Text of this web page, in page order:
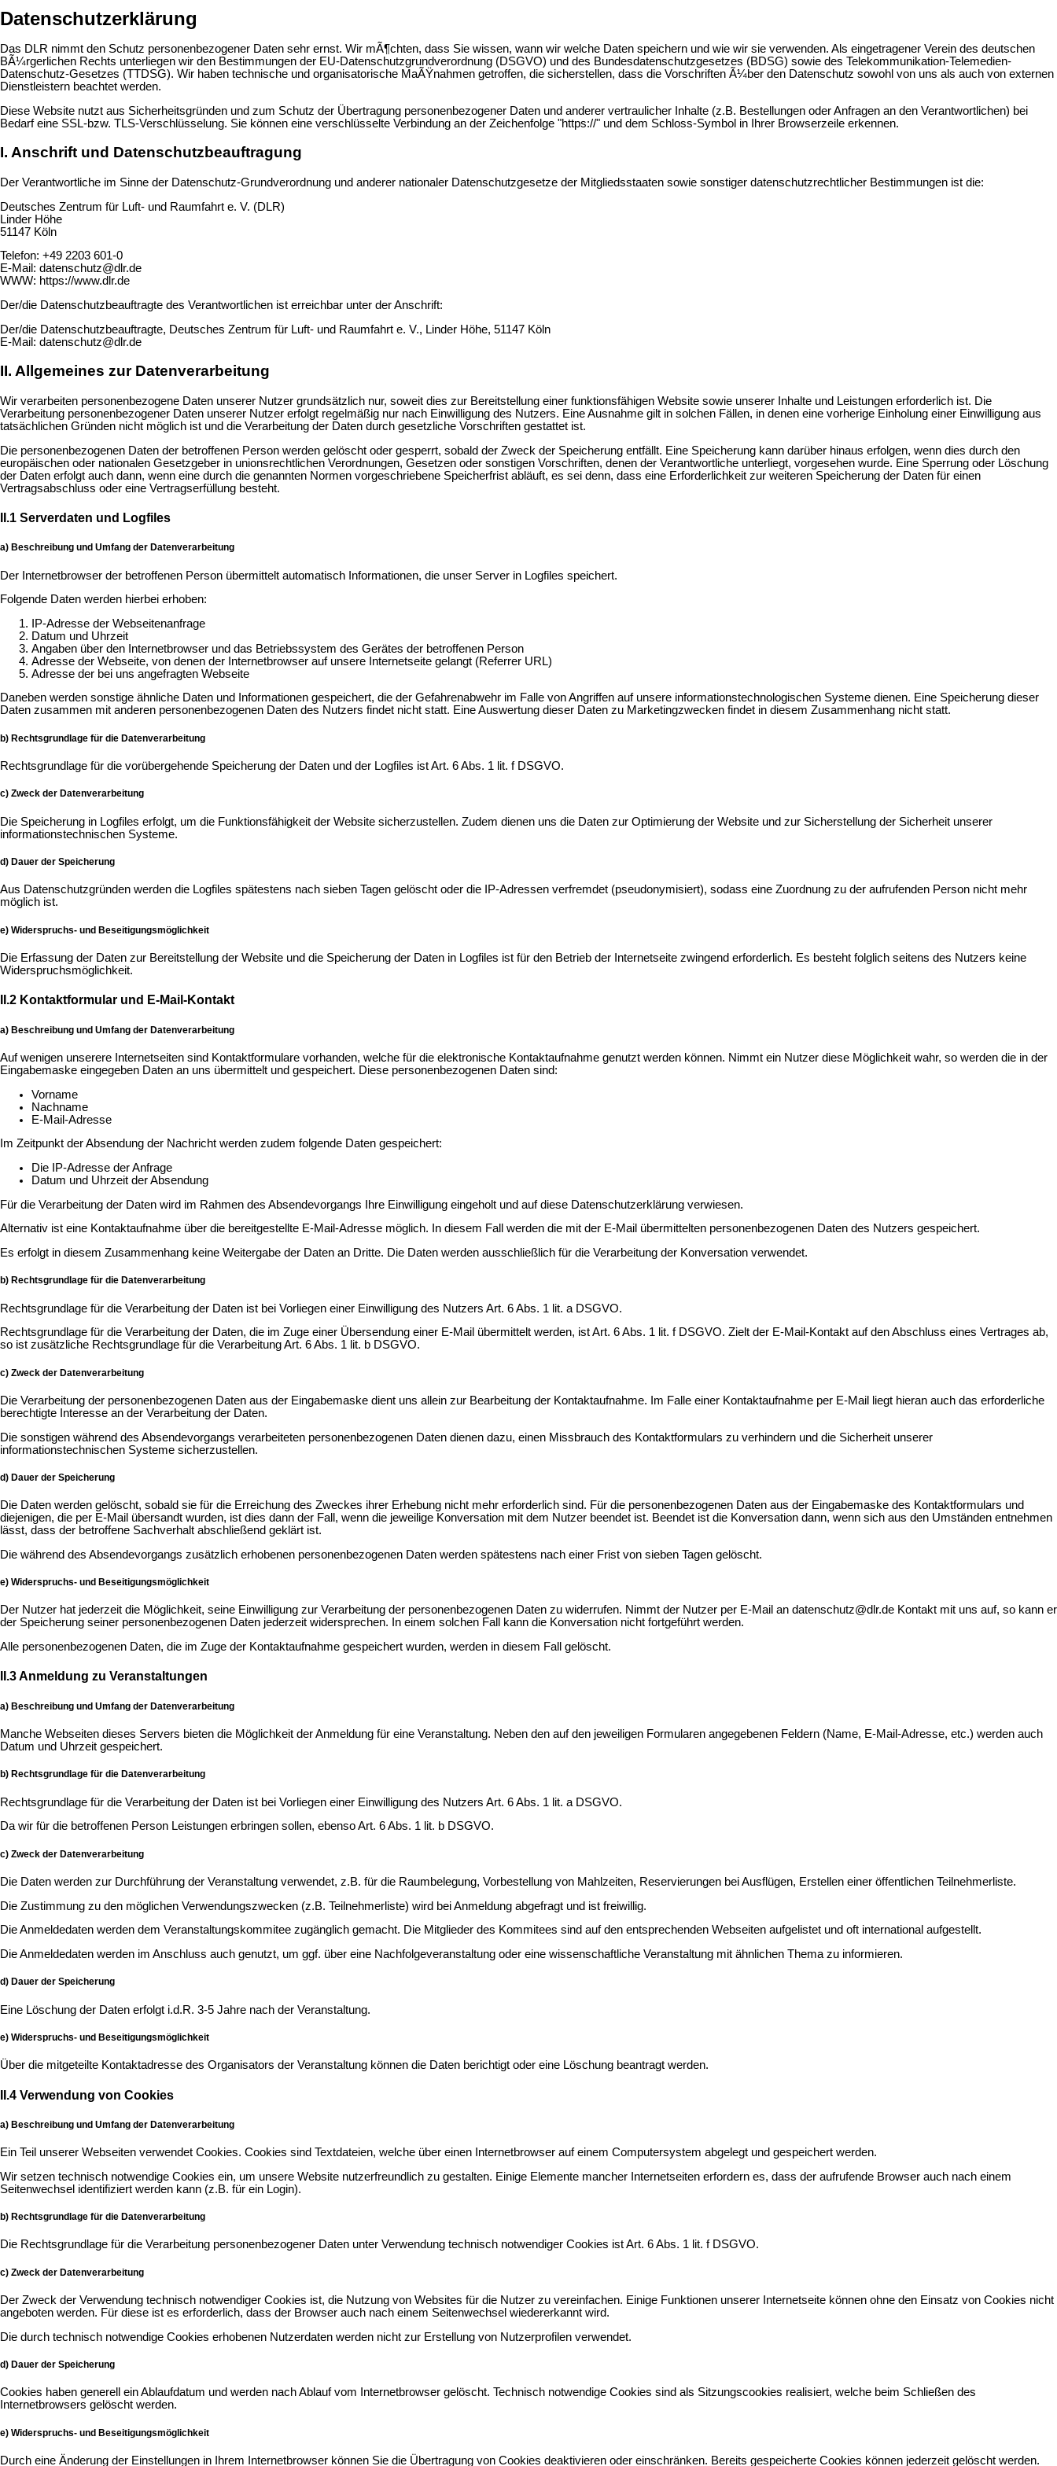
Datenschutzerklärung
Das DLR nimmt den Schutz personenbezogener Daten sehr ernst. Wir mÃ¶chten, dass Sie wissen, wann wir welche Daten speichern und wie wir sie verwenden. Als eingetragener Verein des deutschen
BÃ¼rgerlichen Rechts unterliegen wir den Bestimmungen der EU-Datenschutzgrundverordnung (DSGVO) und des Bundesdatenschutzgesetzes (BDSG) sowie des Telekommunikation-Telemedien-
Datenschutz-Gesetzes (TTDSG). Wir haben technische und organisatorische MaÃŸnahmen getroffen, die sicherstellen, dass die Vorschriften Ã¼ber den Datenschutz sowohl von uns als auch von externen
Dienstleistern beachtet werden.
Diese Website nutzt aus Sicherheitsgründen und zum Schutz der Übertragung personenbezogener Daten und anderer vertraulicher Inhalte (z.B. Bestellungen oder Anfragen an den Verantwortlichen) bei
Bedarf eine SSL-bzw. TLS-Verschlüsselung. Sie können eine verschlüsselte Verbindung an der Zeichenfolge "https://" und dem Schloss-Symbol in Ihrer Browserzeile erkennen.
I. Anschrift und Datenschutzbeauftragung
Der Verantwortliche im Sinne der Datenschutz-Grundverordnung und anderer nationaler Datenschutzgesetze der Mitgliedsstaaten sowie sonstiger datenschutzrechtlicher Bestimmungen ist die:
Deutsches Zentrum für Luft- und Raumfahrt e. V. (DLR)
Linder Höhe
51147 Köln
Telefon: +49 2203 601-0
E-Mail: datenschutz@dlr.de
WWW: https://www.dlr.de
Der/die Datenschutzbeauftragte des Verantwortlichen ist erreichbar unter der Anschrift:
Der/die Datenschutzbeauftragte, Deutsches Zentrum für Luft- und Raumfahrt e. V., Linder Höhe, 51147 Köln
E-Mail: datenschutz@dlr.de
II. Allgemeines zur Datenverarbeitung
Wir verarbeiten personenbezogene Daten unserer Nutzer grundsätzlich nur, soweit dies zur Bereitstellung einer funktionsfähigen Website sowie unserer Inhalte und Leistungen erforderlich ist. Die
Verarbeitung personenbezogener Daten unserer Nutzer erfolgt regelmäßig nur nach Einwilligung des Nutzers. Eine Ausnahme gilt in solchen Fällen, in denen eine vorherige Einholung einer Einwilligung aus
tatsächlichen Gründen nicht möglich ist und die Verarbeitung der Daten durch gesetzliche Vorschriften gestattet ist.
Die personenbezogenen Daten der betroffenen Person werden gelöscht oder gesperrt, sobald der Zweck der Speicherung entfällt. Eine Speicherung kann darüber hinaus erfolgen, wenn dies durch den
europäischen oder nationalen Gesetzgeber in unionsrechtlichen Verordnungen, Gesetzen oder sonstigen Vorschriften, denen der Verantwortliche unterliegt, vorgesehen wurde. Eine Sperrung oder Löschung
der Daten erfolgt auch dann, wenn eine durch die genannten Normen vorgeschriebene Speicherfrist abläuft, es sei denn, dass eine Erforderlichkeit zur weiteren Speicherung der Daten für einen
Vertragsabschluss oder eine Vertragserfüllung besteht.
II.1 Serverdaten und Logfiles
a) Beschreibung und Umfang der Datenverarbeitung
Der Internetbrowser der betroffenen Person übermittelt automatisch Informationen, die unser Server in Logfiles speichert.
Folgende Daten werden hierbei erhoben:
IP-Adresse der Webseitenanfrage
Datum und Uhrzeit
Angaben über den Internetbrowser und das Betriebssystem des Gerätes der betroffenen Person
Adresse der Webseite, von denen der Internetbrowser auf unsere Internetseite gelangt (Referrer URL)
Adresse der bei uns angefragten Webseite
Daneben werden sonstige ähnliche Daten und Informationen gespeichert, die der Gefahrenabwehr im Falle von Angriffen auf unsere informationstechnologischen Systeme dienen. Eine Speicherung dieser
Daten zusammen mit anderen personenbezogenen Daten des Nutzers findet nicht statt. Eine Auswertung dieser Daten zu Marketingzwecken findet in diesem Zusammenhang nicht statt.
b) Rechtsgrundlage für die Datenverarbeitung
Rechtsgrundlage für die vorübergehende Speicherung der Daten und der Logfiles ist Art. 6 Abs. 1 lit. f DSGVO.
c) Zweck der Datenverarbeitung
Die Speicherung in Logfiles erfolgt, um die Funktionsfähigkeit der Website sicherzustellen. Zudem dienen uns die Daten zur Optimierung der Website und zur Sicherstellung der Sicherheit unserer
informationstechnischen Systeme.
d) Dauer der Speicherung
Aus Datenschutzgründen werden die Logfiles spätestens nach sieben Tagen gelöscht oder die IP-Adressen verfremdet (pseudonymisiert), sodass eine Zuordnung zu der aufrufenden Person nicht mehr
möglich ist.
e) Widerspruchs- und Beseitigungsmöglichkeit
Die Erfassung der Daten zur Bereitstellung der Website und die Speicherung der Daten in Logfiles ist für den Betrieb der Internetseite zwingend erforderlich. Es besteht folglich seitens des Nutzers keine
Widerspruchsmöglichkeit.
II.2 Kontaktformular und E-Mail-Kontakt
a) Beschreibung und Umfang der Datenverarbeitung
Auf wenigen unserere Internetseiten sind Kontaktformulare vorhanden, welche für die elektronische Kontaktaufnahme genutzt werden können. Nimmt ein Nutzer diese Möglichkeit wahr, so werden die in der
Eingabemaske eingegeben Daten an uns übermittelt und gespeichert. Diese personenbezogenen Daten sind:
Vorname
Nachname
E-Mail-Adresse
Im Zeitpunkt der Absendung der Nachricht werden zudem folgende Daten gespeichert:
Die IP-Adresse der Anfrage
Datum und Uhrzeit der Absendung
Für die Verarbeitung der Daten wird im Rahmen des Absendevorgangs Ihre Einwilligung eingeholt und auf diese Datenschutzerklärung verwiesen.
Alternativ ist eine Kontaktaufnahme über die bereitgestellte E-Mail-Adresse möglich. In diesem Fall werden die mit der E-Mail übermittelten personenbezogenen Daten des Nutzers gespeichert.
Es erfolgt in diesem Zusammenhang keine Weitergabe der Daten an Dritte. Die Daten werden ausschließlich für die Verarbeitung der Konversation verwendet.
b) Rechtsgrundlage für die Datenverarbeitung
Rechtsgrundlage für die Verarbeitung der Daten ist bei Vorliegen einer Einwilligung des Nutzers Art. 6 Abs. 1 lit. a DSGVO.
Rechtsgrundlage für die Verarbeitung der Daten, die im Zuge einer Übersendung einer E-Mail übermittelt werden, ist Art. 6 Abs. 1 lit. f DSGVO. Zielt der E-Mail-Kontakt auf den Abschluss eines Vertrages ab,
so ist zusätzliche Rechtsgrundlage für die Verarbeitung Art. 6 Abs. 1 lit. b DSGVO.
c) Zweck der Datenverarbeitung
Die Verarbeitung der personenbezogenen Daten aus der Eingabemaske dient uns allein zur Bearbeitung der Kontaktaufnahme. Im Falle einer Kontaktaufnahme per E-Mail liegt hieran auch das erforderliche
berechtigte Interesse an der Verarbeitung der Daten.
Die sonstigen während des Absendevorgangs verarbeiteten personenbezogenen Daten dienen dazu, einen Missbrauch des Kontaktformulars zu verhindern und die Sicherheit unserer
informationstechnischen Systeme sicherzustellen.
d) Dauer der Speicherung
Die Daten werden gelöscht, sobald sie für die Erreichung des Zweckes ihrer Erhebung nicht mehr erforderlich sind. Für die personenbezogenen Daten aus der Eingabemaske des Kontaktformulars und
diejenigen, die per E-Mail übersandt wurden, ist dies dann der Fall, wenn die jeweilige Konversation mit dem Nutzer beendet ist. Beendet ist die Konversation dann, wenn sich aus den Umständen entnehmen
lässt, dass der betroffene Sachverhalt abschließend geklärt ist.
Die während des Absendevorgangs zusätzlich erhobenen personenbezogenen Daten werden spätestens nach einer Frist von sieben Tagen gelöscht.
e) Widerspruchs- und Beseitigungsmöglichkeit
Der Nutzer hat jederzeit die Möglichkeit, seine Einwilligung zur Verarbeitung der personenbezogenen Daten zu widerrufen. Nimmt der Nutzer per E-Mail an datenschutz@dlr.de Kontakt mit uns auf, so kann er
der Speicherung seiner personenbezogenen Daten jederzeit widersprechen. In einem solchen Fall kann die Konversation nicht fortgeführt werden.
Alle personenbezogenen Daten, die im Zuge der Kontaktaufnahme gespeichert wurden, werden in diesem Fall gelöscht.
II.3 Anmeldung zu Veranstaltungen
a) Beschreibung und Umfang der Datenverarbeitung
Manche Webseiten dieses Servers bieten die Möglichkeit der Anmeldung für eine Veranstaltung. Neben den auf den jeweiligen Formularen angegebenen Feldern (Name, E-Mail-Adresse, etc.) werden auch
Datum und Uhrzeit gespeichert.
b) Rechtsgrundlage für die Datenverarbeitung
Rechtsgrundlage für die Verarbeitung der Daten ist bei Vorliegen einer Einwilligung des Nutzers Art. 6 Abs. 1 lit. a DSGVO.
Da wir für die betroffenen Person Leistungen erbringen sollen, ebenso Art. 6 Abs. 1 lit. b DSGVO.
c) Zweck der Datenverarbeitung
Die Daten werden zur Durchführung der Veranstaltung verwendet, z.B. für die Raumbelegung, Vorbestellung von Mahlzeiten, Reservierungen bei Ausflügen, Erstellen einer öffentlichen Teilnehmerliste.
Die Zustimmung zu den möglichen Verwendungszwecken (z.B. Teilnehmerliste) wird bei Anmeldung abgefragt und ist freiwillig.
Die Anmeldedaten werden dem Veranstaltungskommitee zugänglich gemacht. Die Mitglieder des Kommitees sind auf den entsprechenden Webseiten aufgelistet und oft international aufgestellt.
Die Anmeldedaten werden im Anschluss auch genutzt, um ggf. über eine Nachfolgeveranstaltung oder eine wissenschaftliche Veranstaltung mit ähnlichen Thema zu informieren.
d) Dauer der Speicherung
Eine Löschung der Daten erfolgt i.d.R. 3-5 Jahre nach der Veranstaltung.
e) Widerspruchs- und Beseitigungsmöglichkeit
Über die mitgeteilte Kontaktadresse des Organisators der Veranstaltung können die Daten berichtigt oder eine Löschung beantragt werden.
II.4 Verwendung von Cookies
a) Beschreibung und Umfang der Datenverarbeitung
Ein Teil unserer Webseiten verwendet Cookies. Cookies sind Textdateien, welche über einen Internetbrowser auf einem Computersystem abgelegt und gespeichert werden.
Wir setzen technisch notwendige Cookies ein, um unsere Website nutzerfreundlich zu gestalten. Einige Elemente mancher Internetseiten erfordern es, dass der aufrufende Browser auch nach einem
Seitenwechsel identifiziert werden kann (z.B. für ein Login).
b) Rechtsgrundlage für die Datenverarbeitung
Die Rechtsgrundlage für die Verarbeitung personenbezogener Daten unter Verwendung technisch notwendiger Cookies ist Art. 6 Abs. 1 lit. f DSGVO.
c) Zweck der Datenverarbeitung
Der Zweck der Verwendung technisch notwendiger Cookies ist, die Nutzung von Websites für die Nutzer zu vereinfachen. Einige Funktionen unserer Internetseite können ohne den Einsatz von Cookies nicht
angeboten werden. Für diese ist es erforderlich, dass der Browser auch nach einem Seitenwechsel wiedererkannt wird.
Die durch technisch notwendige Cookies erhobenen Nutzerdaten werden nicht zur Erstellung von Nutzerprofilen verwendet.
d) Dauer der Speicherung
Cookies haben generell ein Ablaufdatum und werden nach Ablauf vom Internetbrowser gelöscht. Technisch notwendige Cookies sind als Sitzungscookies realisiert, welche beim Schließen des
Internetbrowsers gelöscht werden.
e) Widerspruchs- und Beseitigungsmöglichkeit
Durch eine Änderung der Einstellungen in Ihrem Internetbrowser können Sie die Übertragung von Cookies deaktivieren oder einschränken. Bereits gespeicherte Cookies können jederzeit gelöscht werden.